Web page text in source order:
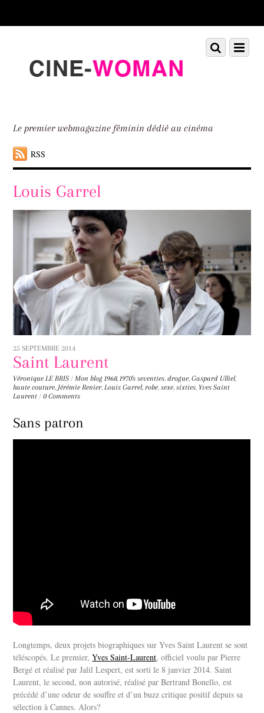
down
Le premier webmagazine féminin dédié au cinéma
RSS
Menu
Scroll
down
Louis Garrel
25 SEPTEMBRE 2014
Saint Laurent
Véronique LE BRIS / Mon blog 1968,1970's seventies,drogue,Gaspard Ulliel,
haute couture, Jérémie Renier, Louis Garrel, robe,sexe,sixties, Yves Saint
Laurent / 0 Comments
Sans patron
Longtemps, deux projets biographiques sur Yves Saint Laurent se sont
téléscopés. Le premier,Yves Saint-Laurent, officiel voulu par Pierre
Bergé et réalisé par Jalil Lespert, est sorti le 8 janvier 2014. Saint
Laurent, le second, non autorisé, réalisé par Bertrand Bonello, est
précédé d’une odeur de souffre et d’un buzz critique positif depuis sa
sélection à Cannes. Alors?